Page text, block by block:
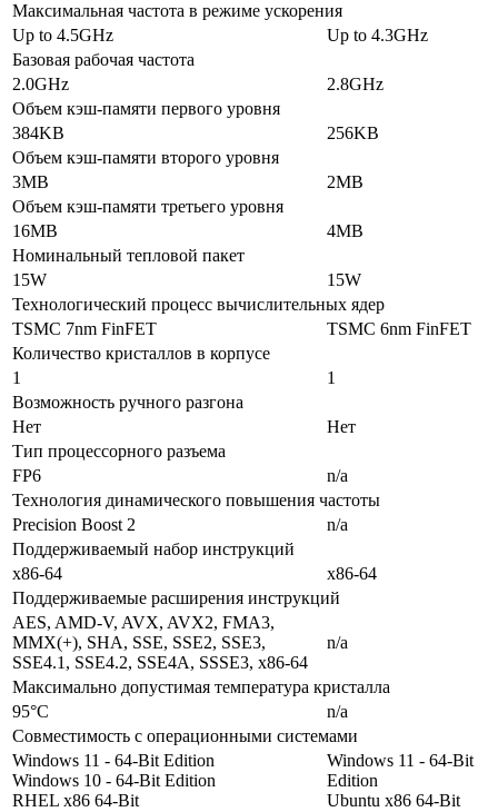
Максимальная частота в режиме ускорения
Up to 4.5GHz
Up to 4.3GHz
Базовая рабочая частота
2.0GHz
2.8GHz
Объем кэш-памяти первого уровня
384KB
256KB
Объем кэш-памяти второго уровня
3MB
2MB
Объем кэш-памяти третьего уровня
16MB
4MB
Номинальный тепловой пакет
15W
15W
Технологический процесс вычислительных ядер
TSMC 7nm FinFET
TSMC 6nm FinFET
Количество кристаллов в корпусе
1
1
Возможность ручного разгона
Нет
Нет
Тип процессорного разъема
FP6
n/a
Технология динамического повышения частоты
Precision Boost 2
n/a
Поддерживаемый набор инструкций
x86-64
x86-64
Поддерживаемые расширения инструкций
AES, AMD-V, AVX, AVX2, FMA3,
MMX(+), SHA, SSE, SSE2, SSE3,
SSE4.1, SSE4.2, SSE4A, SSSE3, x86-64
n/a
Максимально допустимая температура кристалла
95°C
n/a
Совместимость с операционными системами
Windows 11 - 64-Bit Edition
Windows 10 - 64-Bit Edition
RHEL x86 64-Bit
Windows 11 - 64-Bit
Edition
Ubuntu x86 64-Bit